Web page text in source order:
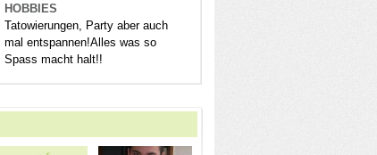
HOBBIES
Tatowierungen, Party aber auch
mal entspannen!Alles was so
Spass macht halt!!